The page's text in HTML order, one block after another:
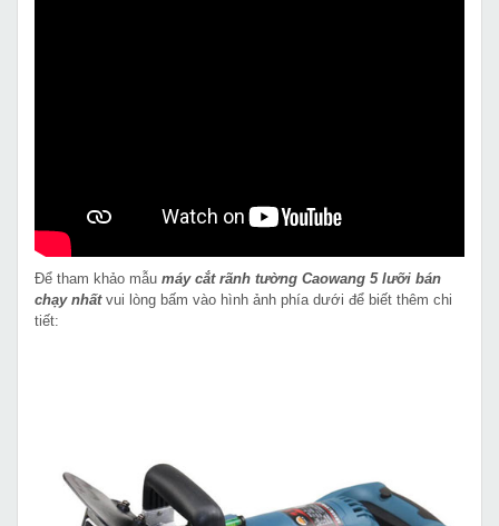
Để tham khảo mẫu máy cắt rãnh tường Caowang 5 lưỡi bán
chạy nhấtvui lòng bấm vào hình ảnh phía dưới để biết thêm chi
tiết: